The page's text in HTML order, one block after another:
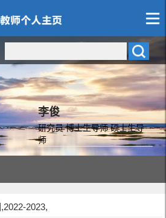
李俊
研究员 博士生导师 硕士生导
师
2023,